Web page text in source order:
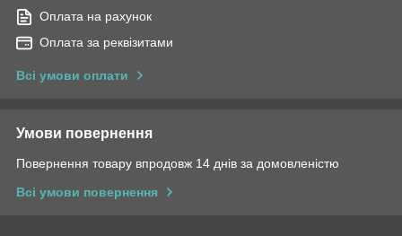
Оплата на рахунок
Оплата за реквізитами
Всі умови оплати
Умови повернення
Повернення товару впродовж 14 днів за домовленістю
Всі умови повернення